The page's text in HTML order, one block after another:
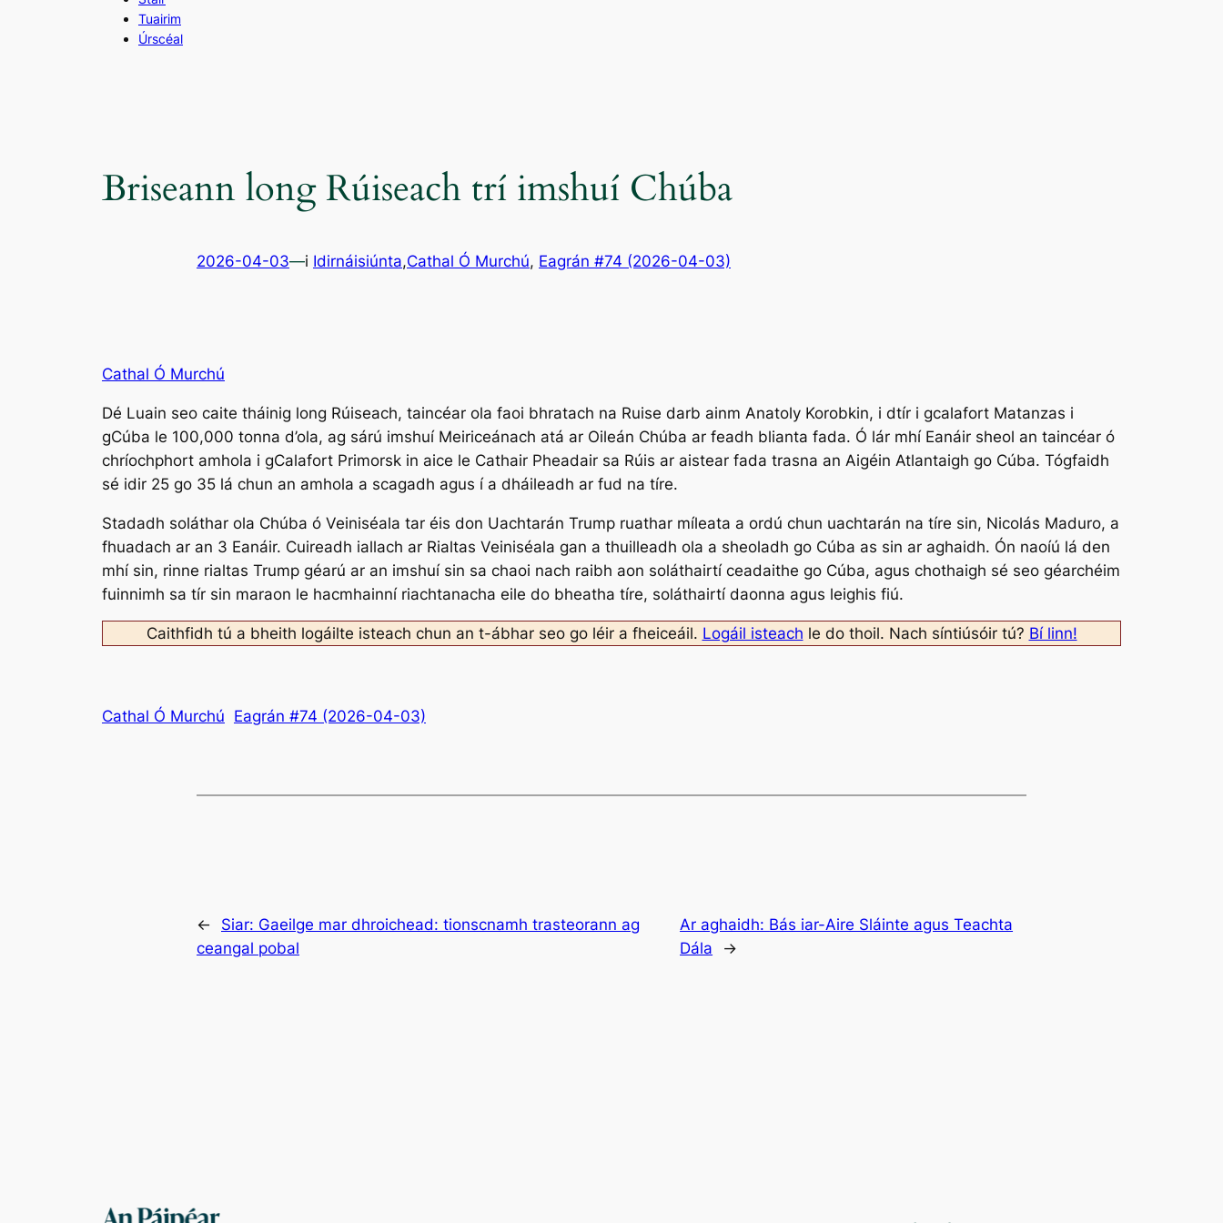
Tuairim
Úrscéal
Briseann long Rúiseach trí imshuí Chúba
2026-04-03—i Idirnáisiúnta,Cathal Ó Murchú, Eagrán #74 (2026-04-03)
Cathal Ó Murchú
Dé Luain seo caite tháinig long Rúiseach, taincéar ola faoi bhratach na Ruise darb ainm Anatoly Korobkin, i dtír i gcalafort Matanzas i
gCúba le 100,000 tonna d’ola, ag sárú imshuí Meiriceánach atá ar Oileán Chúba ar feadh blianta fada. Ó lár mhí Eanáir sheol an taincéar ó
chríochphort amhola i gCalafort Primorsk in aice le Cathair Pheadair sa Rúis ar aistear fada trasna an Aigéin Atlantaigh go Cúba. Tógfaidh
sé idir 25 go 35 lá chun an amhola a scagadh agus í a dháileadh ar fud na tíre.
Stadadh soláthar ola Chúba ó Veiniséala tar éis don Uachtarán Trump ruathar míleata a ordú chun uachtarán na tíre sin, Nicolás Maduro, a
fhuadach ar an 3 Eanáir. Cuireadh iallach ar Rialtas Veiniséala gan a thuilleadh ola a sheoladh go Cúba as sin ar aghaidh. Ón naoíú lá den
mhí sin, rinne rialtas Trump géarú ar an imshuí sin sa chaoi nach raibh aon soláthairtí ceadaithe go Cúba, agus chothaigh sé seo géarchéim
fuinnimh sa tír sin maraon le hacmhainní riachtanacha eile do bheatha tíre, soláthairtí daonna agus leighis fiú.
Caithfidh tú a bheith logáilte isteach chun an t-ábhar seo go léir a fheiceáil. Logáil isteach le do thoil. Nach síntiúsóir tú? Bí linn!
Cathal Ó Murchú Eagrán #74 (2026-04-03)
← Siar: Gaeilge mar dhroichead: tionscnamh trasteorann ag
ceangal pobal
Ar aghaidh: Bás iar-Aire Sláinte agus Teachta
Dála
→